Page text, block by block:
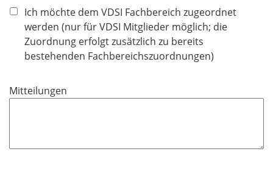
Ich möchte dem VDSI Fachbereich zugeordnet
werden (nur für VDSI Mitglieder möglich; die
Zuordnung erfolgt zusätzlich zu bereits
bestehenden Fachbereichszuordnungen)
Mitteilungen